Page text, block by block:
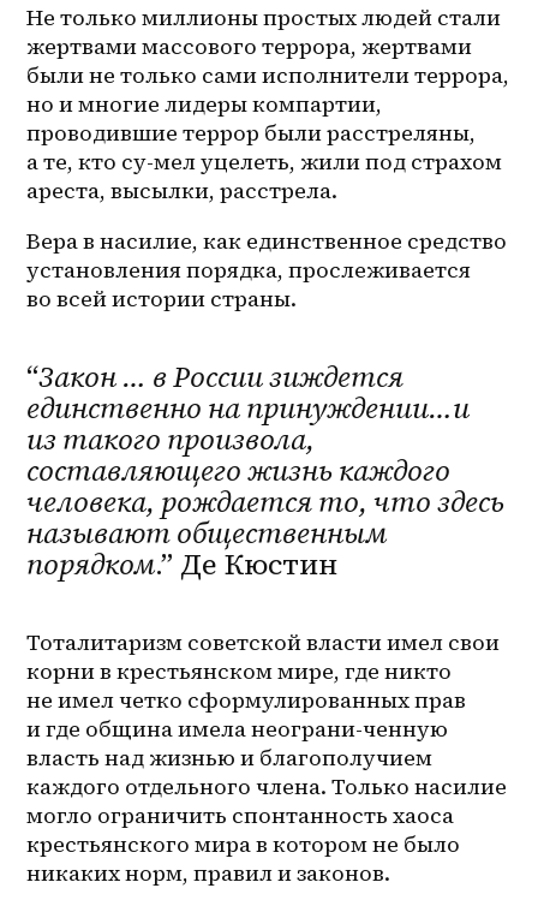
Не только миллионы простых людей стали
жертвами массового террора, жертвами
были не только сами исполнители террора,
но и многие лидеры компартии,
проводившие террор были расстреляны,
а те, кто су-мел уцелеть, жили под страхом
ареста, высылки, расстрела.
Вера в насилие, как единственное средство
установления порядка, прослеживается
во всей истории страны.
“Закон … в России зиждется
единственно на принуждении…и
из такого произвола,
составляющего жизнь каждого
человека, рождается то, что здесь
называют общественным
порядком.” Де Кюстин
Тоталитаризм советской власти имел свои
корни в крестьянском мире, где никто
не имел четко сформулированных прав
и где община имела неограни-ченную
власть над жизнью и благополучием
каждого отдельного члена. Только насилие
могло ограничить спонтанность хаоса
крестьянского мира в котором не было
никаких норм, правил и законов.